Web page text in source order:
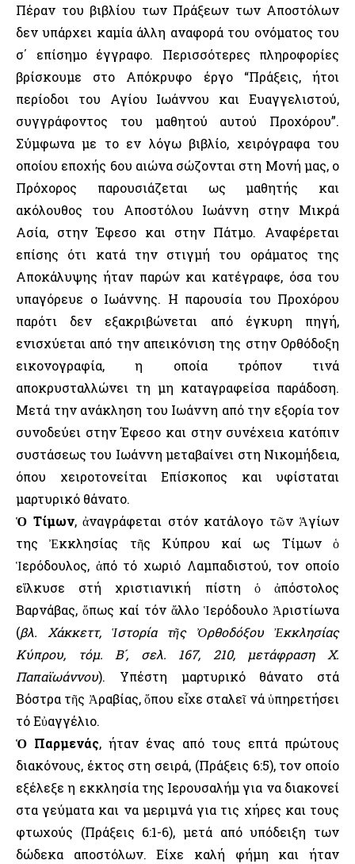
Πέραν του βιβλίου των Πράξεων των Αποστόλων
δεν υπάρχει καμία άλλη αναφορά του ονόματος του
σ΄ επίσημο έγγραφο. Περισσότερες πληροφορίες
βρίσκουμε στο Απόκρυφο έργο “Πράξεις, ήτοι
περίοδοι του Αγίου Ιωάννου και Ευαγγελιστού,
συγγράφοντος του μαθητού αυτού Προχόρου”.
Σύμφωνα με το εν λόγω βιβλίο, χειρόγραφα του
οποίου εποχής 6ου αιώνα σώζονται στη Μονή μας, ο
Πρόχορος παρουσιάζεται ως μαθητής και
ακόλουθος του Αποστόλου Ιωάννη στην Μικρά
Ασία, στην Έφεσο και στην Πάτμο. Αναφέρεται
επίσης ότι κατά την στιγμή του οράματος της
Αποκάλυψης ήταν παρών και κατέγραφε, όσα του
υπαγόρευε ο Ιωάννης. Η παρουσία του Προχόρου
παρότι δεν εξακριβώνεται από έγκυρη πηγή,
ενισχύεται από την απεικόνιση της στην Ορθόδοξη
εικονογραφία, η οποία τρόπον τινά
αποκρυσταλλώνει τη μη καταγραφείσα παράδοση.
Μετά την ανάκληση του Ιωάννη από την εξορία τον
συνοδεύει στην Έφεσο και στην συνέχεια κατόπιν
συστάσεως του Ιωάννη μεταβαίνει στη Νικομήδεια,
όπου χειροτονείται Επίσκοπος και υφίσταται
μαρτυρικό θάνατο.
Ὁ Τίμων, ἀναγράφεται στόν κατάλογο τῶν Ἁγίων
της Ἐκκλησίας τῆς Κύπρου καί ως Τίμων ὁ
Ἱερόδουλος, ἀπό τό χωριό Λαμπαδιστού, τον οποίο
εἵλκυσε στή χριστιανική πίστη ὁ ἀπόστολος
Βαρνάβας, ὅπως καί τόν ἄλλο Ἱερόδουλο Ἀριστίωνα
(βλ. Χάκκεττ, Ἱστορία τῆς Ὀρθοδόξου Ἐκκλησίας
Κύπρου, τόμ. Β´, σελ. 167, 210, μετάφραση Χ.
Παπαϊωάννου). Υπέστη μαρτυρικό θάνατο στά
Βόστρα τῆς Ἀραβίας, ὅπου εἶχε σταλεῖ νά ὑπηρετήσει
τό Εὐαγγέλιο.
Ὁ Παρμενάς, ήταν ένας από τους επτά πρώτους
διακόνους, έκτος στη σειρά, (Πράξεις 6:5), τον οποίο
εξέλεξε η εκκλησία της Ιερουσαλήμ για να διακονεί
στα γεύματα και να μεριμνά για τις χήρες και τους
φτωχούς (Πράξεις 6:1-6), μετά από υπόδειξη των
δώδεκα αποστόλων. Είχε καλή φήμη και ήταν